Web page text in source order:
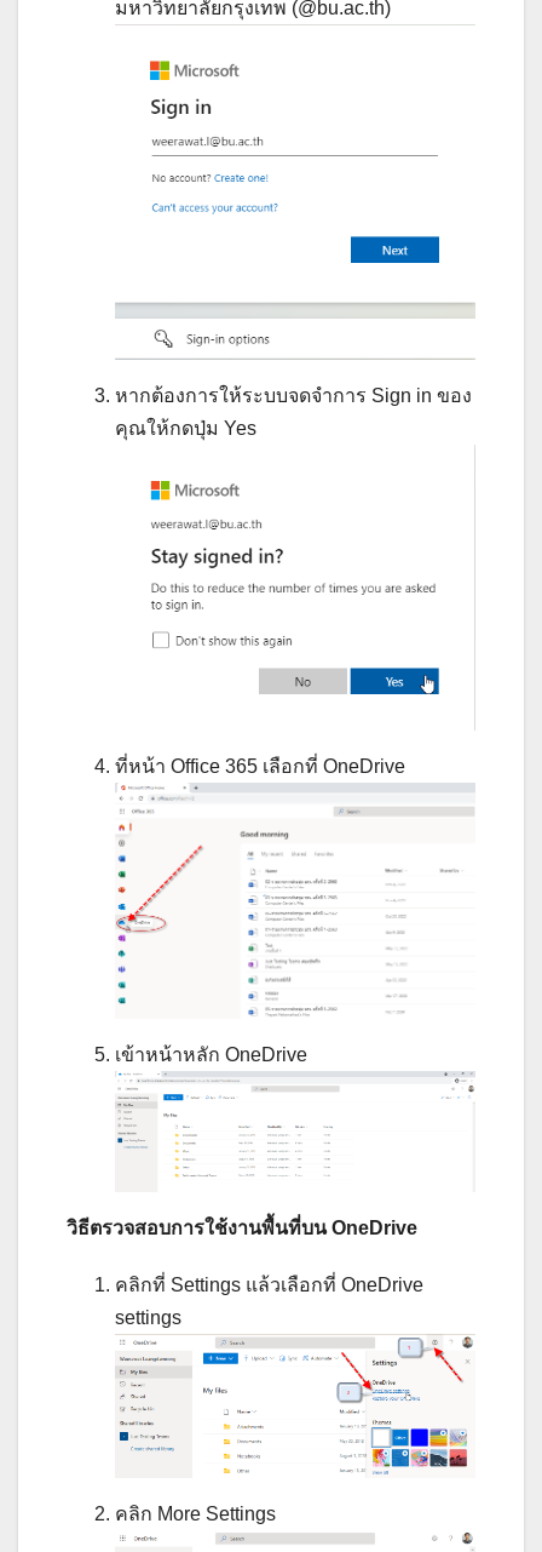
มหาวิทยาลัยกรุงเทพ (@bu.ac.th)
หากต้องการให้ระบบจดจำการ Sign in ของ
คุณให้กดปุ่ม Yes
ที่หน้า Office 365 เลือกที่ OneDrive
เข้าหน้าหลัก OneDrive
วิธีตรวจสอบการใช้งานพื้นที่บน OneDrive
คลิกที่ Settings แล้วเลือกที่ OneDrive
settings
คลิก More Settings